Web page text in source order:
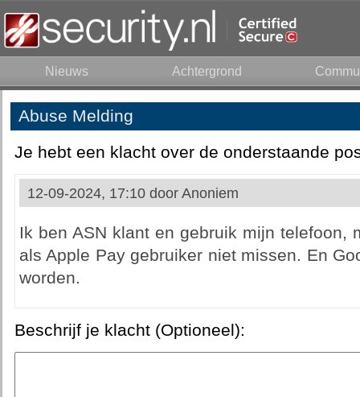
Nieuws Achtergrond
Abuse Melding
Je hebt een klacht over de onderstaande
12-09-2024, 17:10 door Anoniem
Ik ben ASN klant en gebruik mijn telefoon,
als Apple Pay gebruiker niet missen. En
worden.
Beschrijf je klacht (Optioneel):